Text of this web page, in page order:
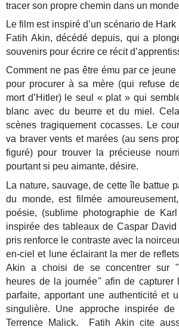
tracer son propre chemin dans un
Le film est inspiré d’un scénario de
Fatih Akin, décédé depuis, qui a
souvenirs pour écrire ce récit
Comment ne pas être ému par ce
pour procurer à sa mère (qui refuse
mort d’Hitler) le seul « plat » qui
blanc avec du beurre et du miel.
scènes tragiquement cocasses. Le
va braver vents et marées (au sens
figuré) pour trouver la précieuse
pourtant si peu aimante, désire.
La nature, sauvage, de cette île battue
du monde, est filmée
poésie, (sublime photographie de
inspirée des tableaux de Caspar
pris renforce le contraste avec la
en-ciel et lune éclairant la mer de
Akin a choisi de se concentrer sur
heures de la journée"afin de capturer
parfaite, apportant une authenticité et
singulière. Une approche inspirée de
Terrence Malick. Fatih Akin cite